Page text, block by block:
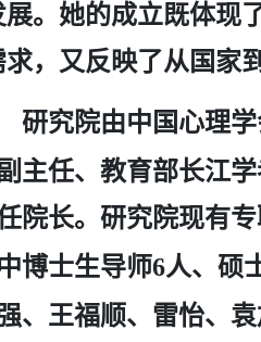
。她的成立既体现
求，又反映了从国家
研究院由中国心理
主任、教育部长江
院长。研究院现有
博士生导师6人、硕
、王福顺、雷怡、